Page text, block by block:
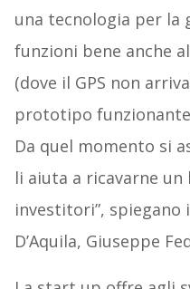
una tecnologia per la
funzioni bene anche
(dove il GPS non
prototipo
Da quel momento si
li aiuta a ricavarne un
investitori”, spiegano
D’Aquila, Giuseppe